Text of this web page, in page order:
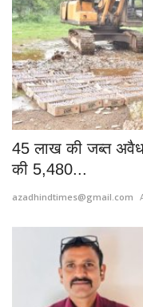
45 लाख की जब्त अवैध
की 5,480...
azadhindtimes@gmail.com